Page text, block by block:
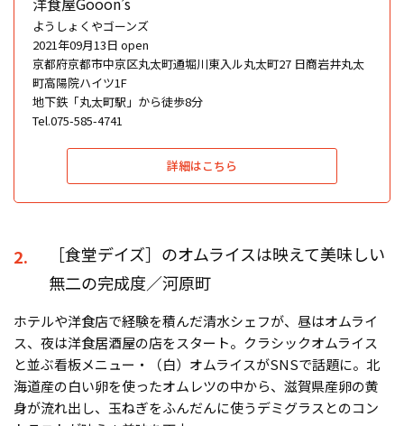
ようしょくやゴーンズ
2021年09月13日 open
京都府京都市中京区丸太町通堀川東入ル丸太町27 日商岩井丸太
町高陽院ハイツ1F
地下鉄「丸太町駅」から徒歩8分
Tel.075-585-4741
詳細はこちら
2.
［食堂デイズ］のオムライスは映えて美味しい
無二の完成度／河原町
ホテルや洋食店で経験を積んだ清水シェフが、昼はオムライ
ス、夜は洋食居酒屋の店をスタート。クラシックオムライス
と並ぶ看板メニュー・（白）オムライスがSNSで話題に。北
海道産の白い卵を使ったオムレツの中から、滋賀県産卵の黄
身が流れ出し、玉ねぎをふんだんに使うデミグラスとのコン